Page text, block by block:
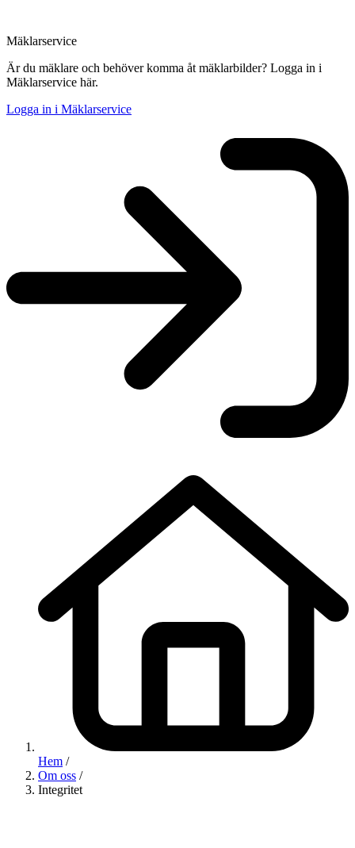
Mäklarservice
Är du mäklare och behöver komma åt mäklarbilder? Logga in i
Mäklarservice här.
Logga in i Mäklarservice
Hem /
Om oss /
Integritet